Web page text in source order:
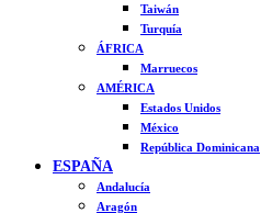
Taiwán
Turquía
ÁFRICA
Marruecos
AMÉRICA
Estados Unidos
México
República Dominicana
ESPAÑA
Andalucía
Aragón